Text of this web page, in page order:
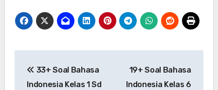
navigation
33+ Soal Bahasa
Indonesia Kelas 1 Sd
19+ Soal Bahasa
Indonesia Kelas 6